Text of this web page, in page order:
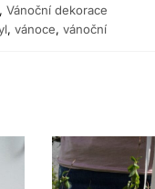
, Vánoční dekorace
, vánoce, vánoční